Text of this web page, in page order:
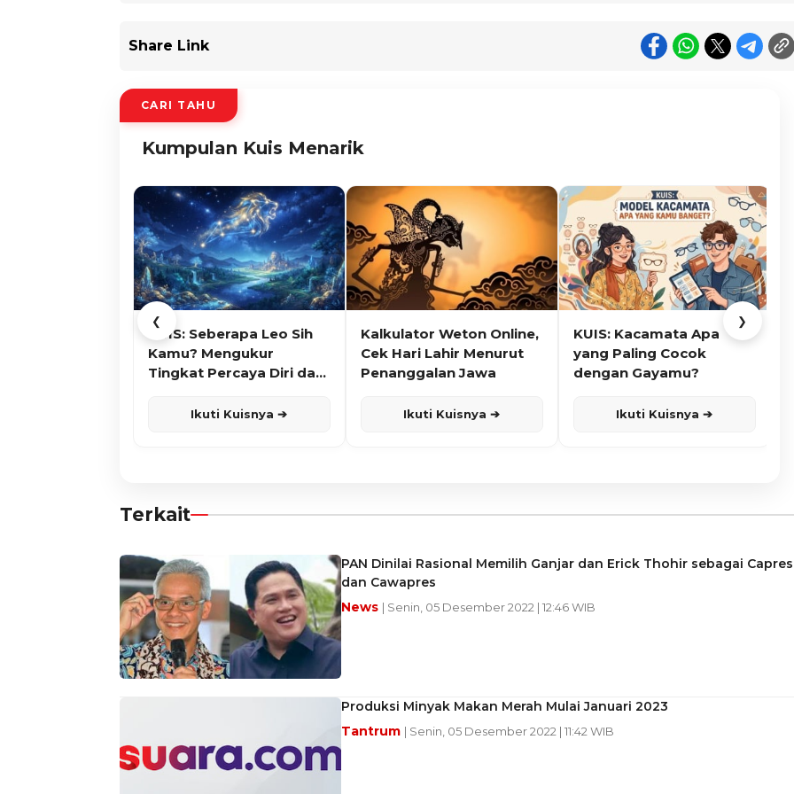
Share Link
CARI TAHU
Kumpulan Kuis Menarik
❮
KUIS: Seberapa Leo Sih
Kamu? Mengukur
Tingkat Percaya Diri dan
Ikuti Kuisnya ➔
Kalkulator Weton Online,
Cek Hari Lahir Menurut
Penanggalan Jawa
Ikuti Kuisnya ➔
KUIS: Kacamata Apa
yang Paling Cocok
dengan Gayamu?
Ikuti Kuisnya ➔
❯
Terkait
PAN Dinilai Rasional Memilih Ganjar dan Erick Thohir sebagai Capres
dan Cawapres
News | Senin, 05 Desember 2022 | 12:46 WIB
Produksi Minyak Makan Merah Mulai Januari 2023
Tantrum | Senin, 05 Desember 2022 | 11:42 WIB